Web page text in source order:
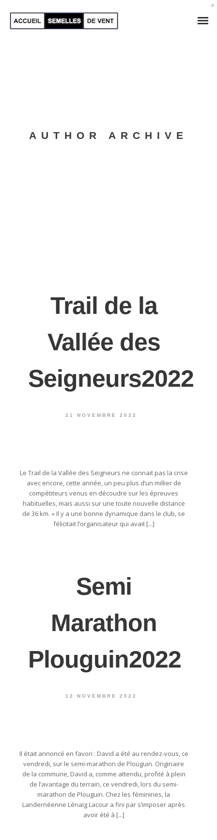
AUTHOR ARCHIVE
Trail de la
Vallée des
Seigneurs2022
21 NOVEMBRE 2022
Le Trail de la Vallée des Seigneurs ne connait pas la crise
avec encore, cette année, un peu plus d’un millier de
compétiteurs venus en découdre sur les épreuves
habituelles, mais aussi sur une toute nouvelle distance
de 36 km. « Il y a une bonne dynamique dans le club, se
félicitait l’organisateur qui avait [...]
Semi
Marathon
Plouguin2022
12 NOVEMBRE 2022
Il était annoncé en favori : David a été au rendez-vous, ce
vendredi, sur le semi-marathon de Plouguin. Originaire
de la commune, David a, comme attendu, profité à plein
de l’avantage du terrain, ce vendredi, lors du semi-
marathon de Plouguin. Chez les féminines, la
Landernéenne Lénaïg Lacour a fini par s’imposer après
avoir été à [...]